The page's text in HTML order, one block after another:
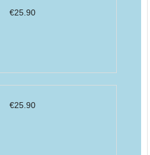
€25.90
€25.90